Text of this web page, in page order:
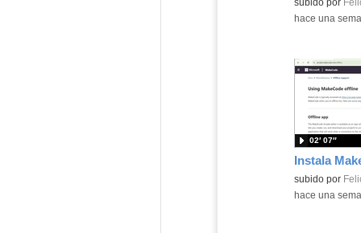
Contenido
subido por
-hace una
Contenido
subido por
02′ 07″
-hace una